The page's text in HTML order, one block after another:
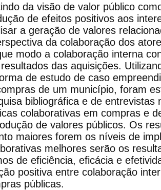
da visão de valor público
de efeitos positivos aos
a geração de valores
da colaboração dos
modo a colaboração interna
das aquisições.
de estudo de caso
de um município, foram
bibliográfica e de entrevistas
colaborativas em compras e
de valores públicos. Os
maiores forem os níveis de
melhores serão os
de eficiência, eficácia e
positiva entre colaboração
públicas.